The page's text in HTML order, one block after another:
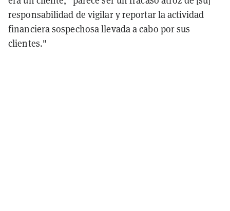
responsabilidad de vigilar y reportar la actividad
financiera sospechosa llevada a cabo por sus
clientes."